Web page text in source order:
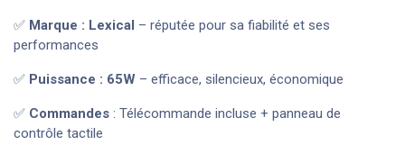
✅ Marque : Lexical – réputée pour sa fiabilité et ses
performances
✅ Puissance : 65W – efficace, silencieux, économique
✅ Commandes : Télécommande incluse + panneau de
contrôle tactile